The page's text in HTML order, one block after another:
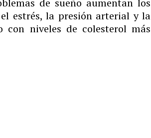
de sueño aumentan los
estrés, la presión arterial y la
con niveles de colesterol más